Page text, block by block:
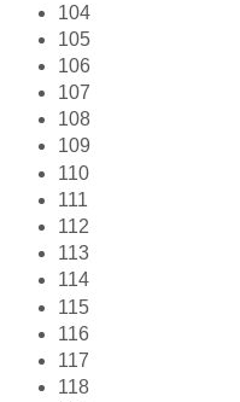
104
105
106
107
108
109
110
111
112
113
114
115
116
117
118